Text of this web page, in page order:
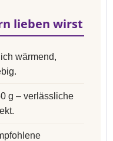
lieben wirst
wärmend,
g – verlässliche